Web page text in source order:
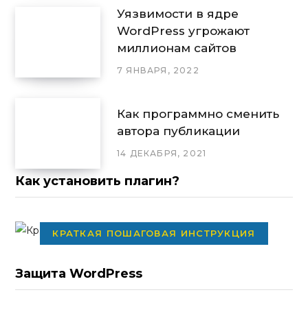
Уязвимости в ядре
WordPress угрожают
миллионам сайтов
7 ЯНВАРЯ, 2022
Как программно сменить
автора публикации
14 ДЕКАБРЯ, 2021
Как установить плагин?
КРАТКАЯ ПОШАГОВАЯ ИНСТРУКЦИЯ
Защита WordPress